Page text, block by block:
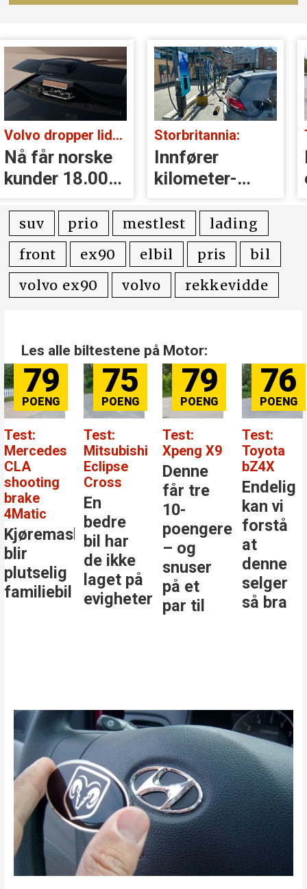
Volvo dropper lidar for godt:
Nå får norske
kunder 18.000
kr i erstatning
Storbritannia:
Innfører
kilometer­
avgift for
elbiler
suv prio mestlest
lading
front
ex90 elbil pris
bil
volvo ex90
volvo rekkevidde
Les alle biltestene på Motor:
79
Test:
Mercedes
CLA
shooting
brake
4Matic
Kjøremaskinen
blir
plutselig
familiebil
75
Test:
Mitsubishi
Eclipse
Cross
En
bedre
bil har
de ikke
laget på
evigheter
79
Test:
Xpeng X9
Denne
får tre
10-
poengere
– og
snuser
på et
par til
76
Test:
Toyota
bZ4X
Endelig
kan vi
forstå
at
denne
selger
så bra